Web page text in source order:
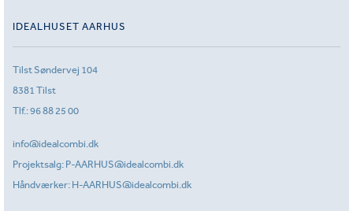
IDEALHUSET AARHUS
Tilst Søndervej 104
8381 Tilst
Tlf.:96 88 25 00
info@idealcombi.dk
Projektsalg: P-AARHUS@idealcombi.dk
Håndværker: H-AARHUS@idealcombi.dk